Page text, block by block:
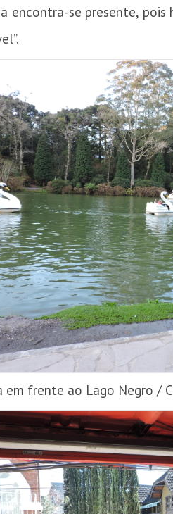
encontra-se presente, pois
em frente ao Lago Negro /